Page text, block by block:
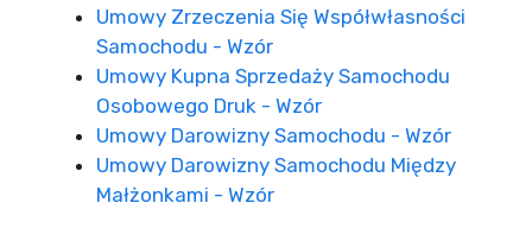
Umowy Zrzeczenia Się Współwłasności
Samochodu - Wzór
Umowy Kupna Sprzedaży Samochodu
Osobowego Druk - Wzór
Umowy Darowizny Samochodu - Wzór
Umowy Darowizny Samochodu Między
Małżonkami - Wzór